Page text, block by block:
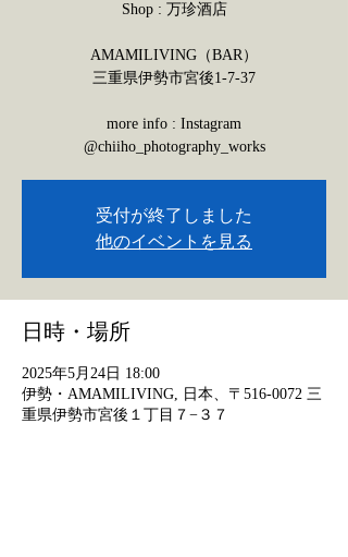
Shop : 万珍酒店
AMAMILIVING（BAR）
三重県伊勢市宮後1-7-37
more info : Instagram
@chiiho_photography_works
受付が終了しました
他のイベントを見る
日時・場所
2025年5月24日 18:00
伊勢・AMAMILIVING, 日本、〒516-0072 三
重県伊勢市宮後１丁目７−３７